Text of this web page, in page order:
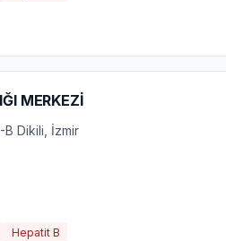
MERKEZİ
B Dikili, İzmir
Hepatit B